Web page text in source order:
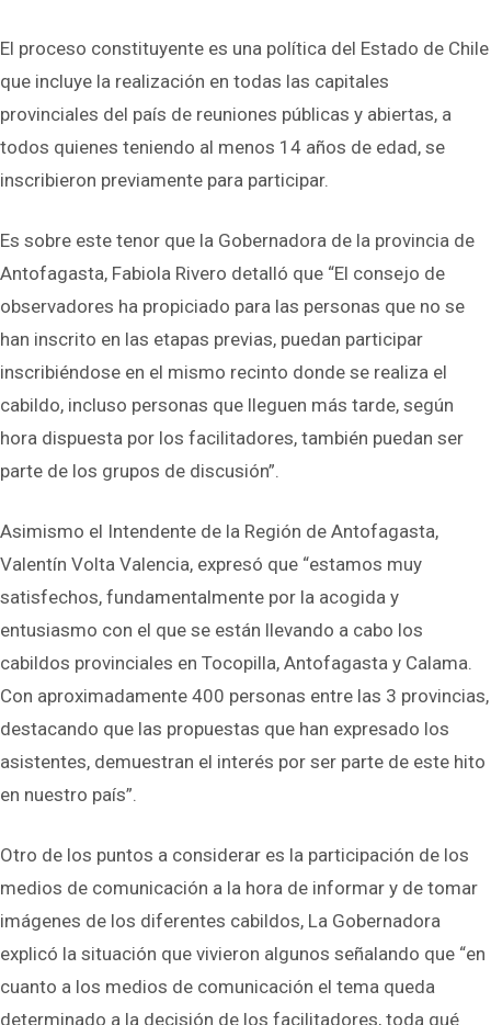
El proceso constituyente es una política del Estado de Chile
que incluye la realización en todas las capitales
provinciales del país de reuniones públicas y abiertas, a
todos quienes teniendo al menos 14 años de edad, se
inscribieron previamente para participar.
Es sobre este tenor que la Gobernadora de la provincia de
Antofagasta, Fabiola Rivero detalló que “El consejo de
observadores ha propiciado para las personas que no se
han inscrito en las etapas previas, puedan participar
inscribiéndose en el mismo recinto donde se realiza el
cabildo, incluso personas que lleguen más tarde, según
hora dispuesta por los facilitadores, también puedan ser
parte de los grupos de discusión”.
Asimismo el Intendente de la Región de Antofagasta,
Valentín Volta Valencia, expresó que “estamos muy
satisfechos, fundamentalmente por la acogida y
entusiasmo con el que se están llevando a cabo los
cabildos provinciales en Tocopilla, Antofagasta y Calama.
Con aproximadamente 400 personas entre las 3 provincias,
destacando que las propuestas que han expresado los
asistentes, demuestran el interés por ser parte de este hito
en nuestro país”.
Otro de los puntos a considerar es la participación de los
medios de comunicación a la hora de informar y de tomar
imágenes de los diferentes cabildos, La Gobernadora
explicó la situación que vivieron algunos señalando que “en
cuanto a los medios de comunicación el tema queda
determinado a la decisión de los facilitadores, toda qué